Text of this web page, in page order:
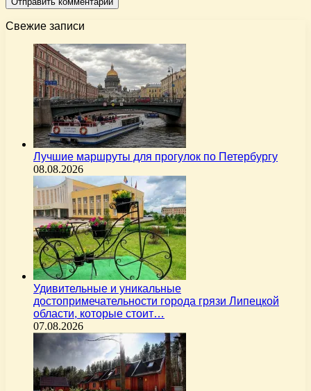
Свежие записи
Лучшие маршруты для прогулок по Петербургу
08.08.2026
Удивительные и уникальные
достопримечательности города грязи Липецкой
области, которые стоит…
07.08.2026